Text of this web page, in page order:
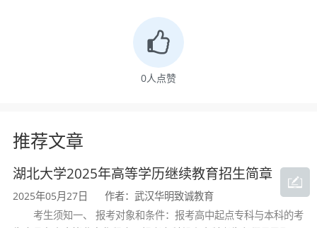
习、课程设计、汽车拆装实习、汽车驾驶实训
（本专业学生一般应获得机动车驾驶证）、汽车
毕业论文（设计）。
主要专业实验：发动机性能实验、汽车使用性能
实验、汽车诊断实验、汽车检测实验、汽车电 子
0人点赞
推荐文章
湖北大学2025年高等学历继续教育招生简章
2025年05月27日
作者：武汉华明致诚教育
考生须知一、 报考对象和条件：报考高中起点专科与本科的考